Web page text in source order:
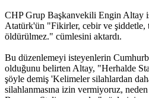
CHP Grup Başkanvekili Engin Altay
Atatürk'ün "Fikirler, cebir ve şiddetle,
öldürülmez." cümlesini aktardı.
Bu düzenlemeyi isteyenlerin
olduğunu belirten Altay, "Herhalde
şöyle demiş 'Kelimeler silahlardan
silahlanmasına izin vermiyoruz,